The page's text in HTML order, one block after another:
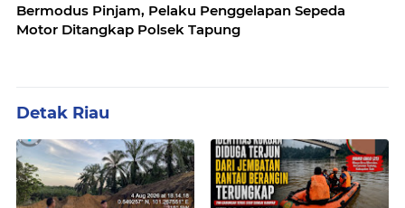
Bermodus Pinjam, Pelaku Penggelapan Sepeda
Motor Ditangkap Polsek Tapung
Detak Riau